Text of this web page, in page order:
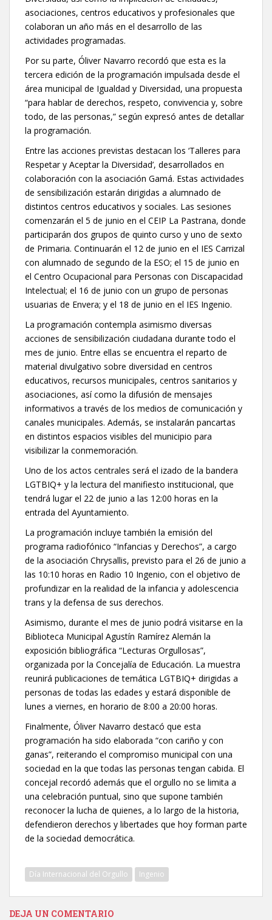
asociaciones, centros educativos y profesionales que
colaboran un año más en el desarrollo de las
actividades programadas.
Por su parte, Óliver Navarro recordó que esta es la
tercera edición de la programación impulsada desde el
área municipal de Igualdad y Diversidad, una propuesta
“para hablar de derechos, respeto, convivencia y, sobre
todo, de las personas,” según expresó antes de detallar
la programación.
Entre las acciones previstas destacan los ‘Talleres para
Respetar y Aceptar la Diversidad’, desarrollados en
colaboración con la asociación Gamá. Estas actividades
de sensibilización estarán dirigidas a alumnado de
distintos centros educativos y sociales. Las sesiones
comenzarán el 5 de junio en el CEIP La Pastrana, donde
participarán dos grupos de quinto curso y uno de sexto
de Primaria. Continuarán el 12 de junio en el IES Carrizal
con alumnado de segundo de la ESO; el 15 de junio en
el Centro Ocupacional para Personas con Discapacidad
Intelectual; el 16 de junio con un grupo de personas
usuarias de Envera; y el 18 de junio en el IES Ingenio.
La programación contempla asimismo diversas
acciones de sensibilización ciudadana durante todo el
mes de junio. Entre ellas se encuentra el reparto de
material divulgativo sobre diversidad en centros
educativos, recursos municipales, centros sanitarios y
asociaciones, así como la difusión de mensajes
informativos a través de los medios de comunicación y
canales municipales. Además, se instalarán pancartas
en distintos espacios visibles del municipio para
visibilizar la conmemoración.
Uno de los actos centrales será el izado de la bandera
LGTBIQ+ y la lectura del manifiesto institucional, que
tendrá lugar el 22 de junio a las 12:00 horas en la
entrada del Ayuntamiento.
La programación incluye también la emisión del
programa radiofónico “Infancias y Derechos”, a cargo
de la asociación Chrysallis, previsto para el 26 de junio a
las 10:10 horas en Radio 10 Ingenio, con el objetivo de
profundizar en la realidad de la infancia y adolescencia
trans y la defensa de sus derechos.
Asimismo, durante el mes de junio podrá visitarse en la
Biblioteca Municipal Agustín Ramírez Alemán la
exposición bibliográfica “Lecturas Orgullosas”,
organizada por la Concejalía de Educación. La muestra
reunirá publicaciones de temática LGTBIQ+ dirigidas a
personas de todas las edades y estará disponible de
lunes a viernes, en horario de 8:00 a 20:00 horas.
Finalmente, Óliver Navarro destacó que esta
programación ha sido elaborada “con cariño y con
ganas”, reiterando el compromiso municipal con una
sociedad en la que todas las personas tengan cabida. El
concejal recordó además que el orgullo no se limita a
una celebración puntual, sino que supone también
reconocer la lucha de quienes, a lo largo de la historia,
defendieron derechos y libertades que hoy forman parte
de la sociedad democrática.
Día Internacional del Orgullo Ingenio
DEJA UN COMENTARIO